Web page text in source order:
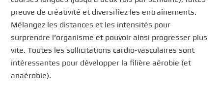
preuve de créativité et diversifiez les entraînements.
Mélangez les distances et les intensités pour
surprendre l’organisme et pouvoir ainsi progresser plus
vite. Toutes les sollicitations cardio-vasculaires sont
intéressantes pour développer la filière aérobie (et
anaérobie).